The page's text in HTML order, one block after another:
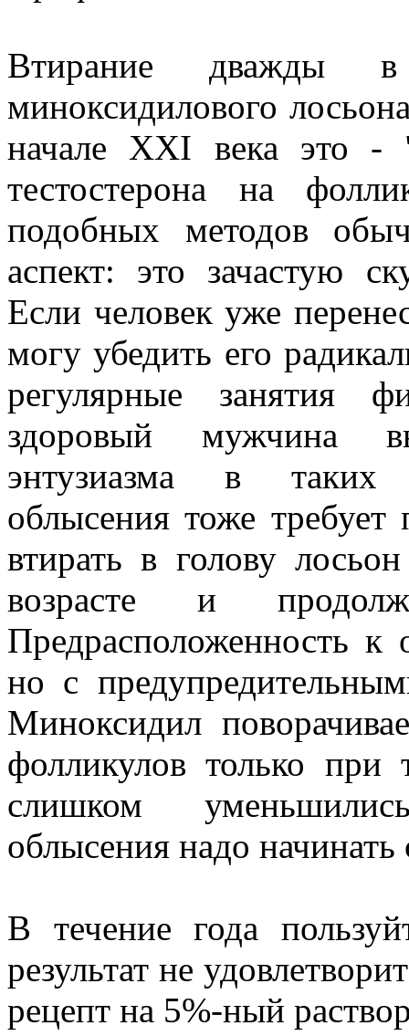
Втирание
миноксидилового
начале XXI века это -
тестостерона на
подобных методов
аспект: это зачастую
Если человек уже
могу убедить его
регулярные занятия
здоровый мужчина
энтузиазма в таких
облысения тоже
втирать в голову
возрасте и
Предрасположенность
но с
Миноксидил
фолликулов только
слишком
облысения надо начинать
В течение года
результат не
рецепт на 5%-ный